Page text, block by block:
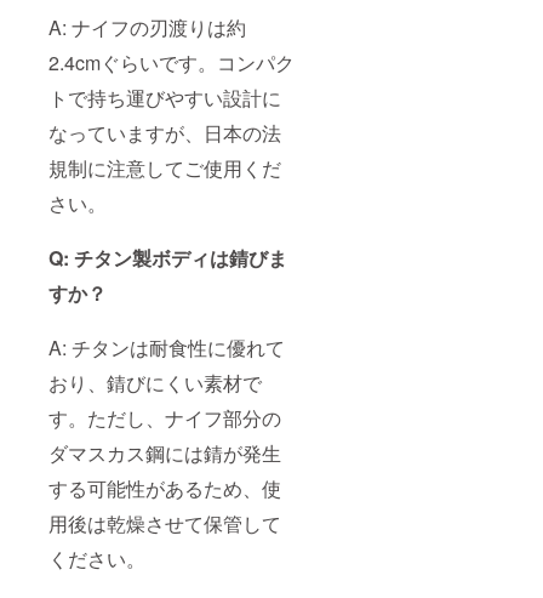
A: ナイフの刃渡りは約
2.4cmぐらいです。コンパク
トで持ち運びやすい設計に
なっていますが、日本の法
規制に注意してご使用くだ
さい。
Q: チタン製ボディは錆びま
すか？
A: チタンは耐食性に優れて
おり、錆びにくい素材で
す。ただし、ナイフ部分の
ダマスカス鋼には錆が発生
する可能性があるため、使
用後は乾燥させて保管して
ください。